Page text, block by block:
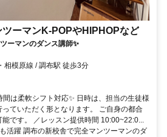
ーマンK-POPやHIPHOPなど
ーマンのダンス講師✨
相模原線 / 調布駅 徒歩3分
間は柔軟シフト対応✨ 日時は、担当の生徒様
っていただく形となります。 ご自身の都合
です。 ／レッスン提供時間 10:00~22:0...
活躍 調布の新校舎で完全マンツーマンのダ